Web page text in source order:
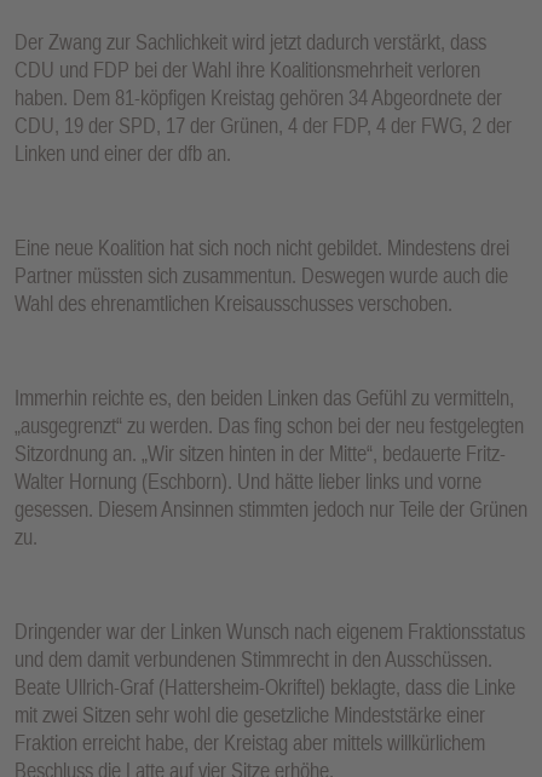
Der Zwang zur Sachlichkeit wird jetzt dadurch verstärkt, dass
CDU und FDP bei der Wahl ihre Koalitionsmehrheit verloren
haben. Dem 81-köpfigen Kreistag gehören 34 Abgeordnete der
CDU, 19 der SPD, 17 der Grünen, 4 der FDP, 4 der FWG, 2 der
Linken und einer der dfb an.
Eine neue Koalition hat sich noch nicht gebildet. Mindestens drei
Partner müssten sich zusammentun. Deswegen wurde auch die
Wahl des ehrenamtlichen Kreisausschusses verschoben.
Immerhin reichte es, den beiden Linken das Gefühl zu vermitteln,
„ausgegrenzt“ zu werden. Das fing schon bei der neu festgelegten
Sitzordnung an. „Wir sitzen hinten in der Mitte“, bedauerte Fritz-
Walter Hornung (Eschborn). Und hätte lieber links und vorne
gesessen. Diesem Ansinnen stimmten jedoch nur Teile der Grünen
zu.
Dringender war der Linken Wunsch nach eigenem Fraktionsstatus
und dem damit verbundenen Stimmrecht in den Ausschüssen.
Beate Ullrich-Graf (Hattersheim-Okriftel) beklagte, dass die Linke
mit zwei Sitzen sehr wohl die gesetzliche Mindeststärke einer
Fraktion erreicht habe, der Kreistag aber mittels willkürlichem
Beschluss die Latte auf vier Sitze erhöhe.